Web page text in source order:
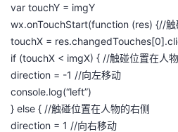
var touchY = imgY
wx.onTouchStart(function (res) {//触
touchX =
if (touchX < imgX) { //触碰位置在人
direction = -1 //向左移动
console.log(“left”)
} else { //触碰位置在人物的右侧
direction = 1 //向右移动